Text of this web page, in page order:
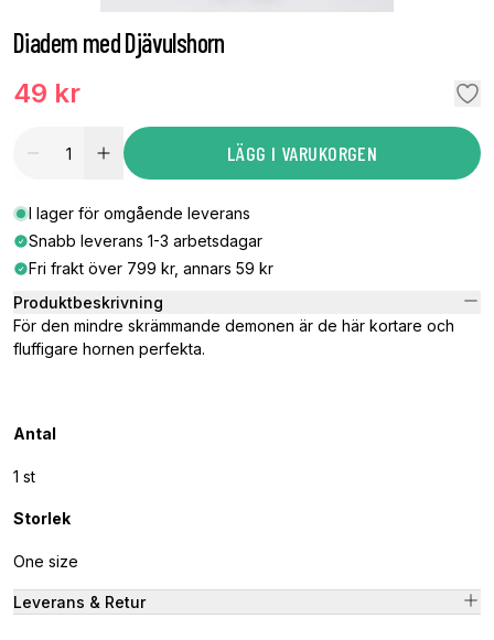
Diadem med Djävulshorn
49 kr
LÄGG I VARUKORGEN
I lager för omgående leverans
Snabb leverans 1-3 arbetsdagar
Fri frakt över 799 kr, annars 59 kr
Produktbeskrivning
För den mindre skrämmande demonen är de här kortare och
fluffigare hornen perfekta.
Antal
1 st
Storlek
One size
Leverans & Retur